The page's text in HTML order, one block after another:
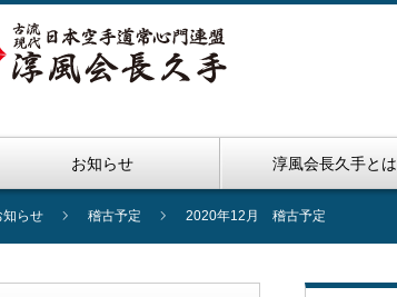
お知らせ 淳風会長久手とは
知らせ 稽古予定 2020年12月 稽古予定